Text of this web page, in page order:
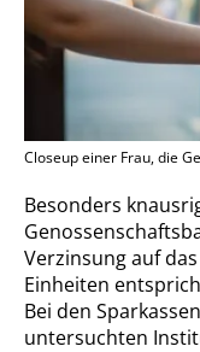
Closeup einer Frau, die
Besonders
Verzinsung auf
Einheiten
Bei den
untersuchten